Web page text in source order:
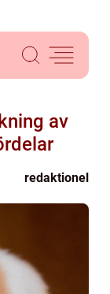
av
redaktionel